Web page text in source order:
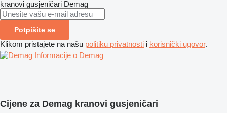
kranovi gusjeničari Demag
Potpišite se
Klikom pristajete na našu politiku privatnosti i korisnički ugovor.
Informacije o Demag
Cijene za Demag kranovi gusjeničari